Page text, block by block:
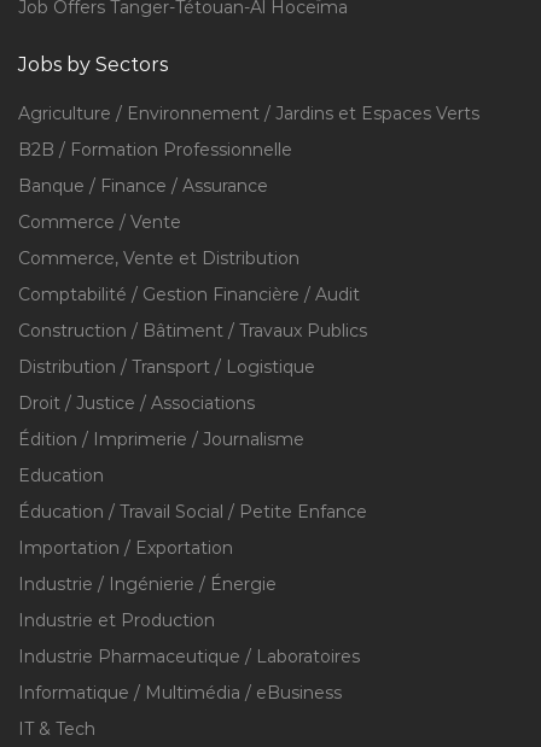
Job Offers Tanger-Tétouan-Al Hoceïma
Jobs by Sectors
Agriculture / Environnement / Jardins et Espaces Verts
B2B / Formation Professionnelle
Banque / Finance / Assurance
Commerce / Vente
Commerce, Vente et Distribution
Comptabilité / Gestion Financière / Audit
Construction / Bâtiment / Travaux Publics
Distribution / Transport / Logistique
Droit / Justice / Associations
Édition / Imprimerie / Journalisme
Education
Éducation / Travail Social / Petite Enfance
Importation / Exportation
Industrie / Ingénierie / Énergie
Industrie et Production
Industrie Pharmaceutique / Laboratoires
Informatique / Multimédia / eBusiness
IT & Tech